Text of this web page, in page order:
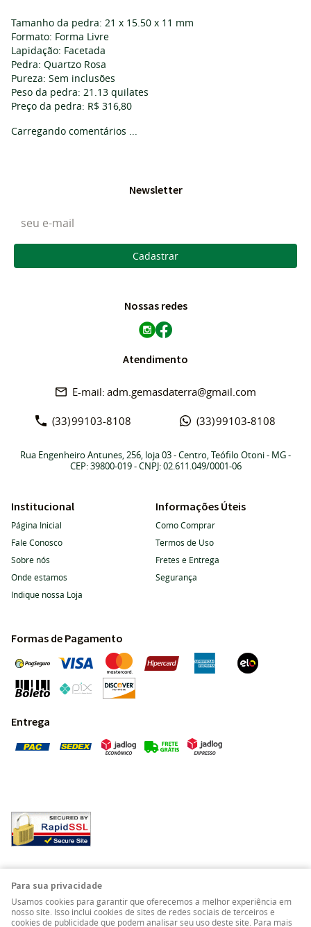
Tamanho da pedra: 21 x 15.50 x 11 mm
Formato: Forma Livre
Lapidação: Facetada
Pedra: Quartzo Rosa
Pureza: Sem inclusões
Peso da pedra: 21.13 quilates
Preço da pedra: R$ 316,80
Carregando comentários ...
Newsletter
Cadastrar
Nossas redes
Atendimento
(33)99103-8108 (33)99103-8108
adm.gemasdaterra@gmail.com
Rua Engenheiro Antunes, 256, loja 03-Centro, Teófilo Otoni- MG-
CEP: 39800-019- CNPJ: 02.611.049/0001-06
Institucional
Página Inicial
Fale Conosco
Sobre nós
Onde estamos
Indique nossa Loja
Informações Úteis
Como Comprar
Termos de Uso
Fretes e Entrega
Segurança
Formas de Pagamento
Entrega
Para sua privacidade
Usamos cookies para garantir que oferecemos a melhor experiência em
nosso site. Isso inclui cookies de sites de redes sociais de terceiros e
cookies de publicidade que podem analisar seu uso deste site. Para mais